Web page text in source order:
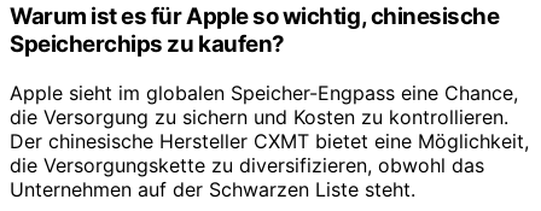
Warum ist es für Apple so wichtig, chinesische
Speicherchips zu kaufen?
Apple sieht im globalen Speicher-Engpass eine Chance,
die Versorgung zu sichern und Kosten zu kontrollieren.
Der chinesische Hersteller CXMT bietet eine Möglichkeit,
die Versorgungskette zu diversifizieren, obwohl das
Unternehmen auf der Schwarzen Liste steht.